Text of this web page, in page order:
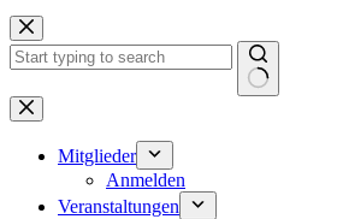
Zum
Inhalt
springen
Keine
Ergebnisse
Mitglieder
Anmelden
Veranstaltungen